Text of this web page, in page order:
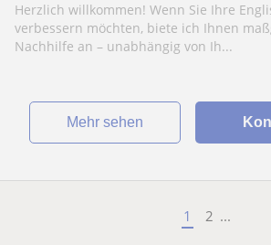
Herzlich willkommen! Wenn Sie Ihre
verbessern möchten, biete ich Ihnen
Nachhilfe an – unabhängig von Ih...
Mehr sehen
1 2 ...